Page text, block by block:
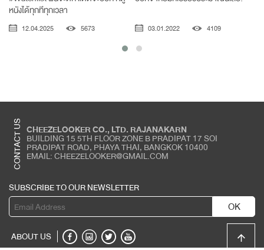
หนังได้ทุกทีทุกเวลา
12.04.2025 5673 03.01.2022 4109
CONTACT US CHEEZELOOKER CO., LTD. RAJANAKARN
BUILDING 15 5TH FLOOR ZONE B PRADIPAT 17 SOI
PRADIPAT ROAD, PHAYA THAI, BANGKOK 10400
EMAIL: CHEEZELOOKER@GMAIL.COM
SUBSCRIBE TO OUR NEWSLETTER
OK
ABOUT US